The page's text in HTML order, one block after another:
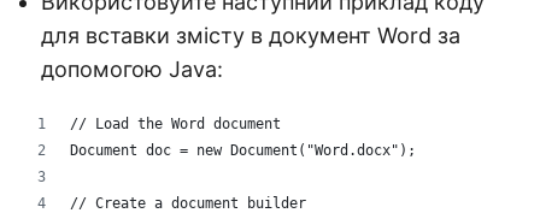
для вставки змісту в документ Word за
допомогою Java:
// Load the Word document
Document doc = new Document("Word.docx");
// Create a document builder